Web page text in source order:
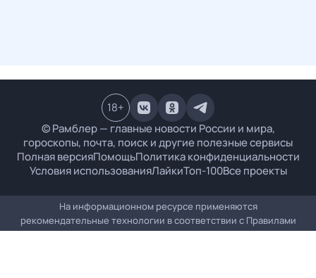
© Рамблер — главные новости России и мира,
гороскопы, почта, поиск и другие полезные сервисы
Полная версияПомощьПолитика конфиденциальности
Условия использованияЛайкиТоп-100Все проекты
18+
На информационном ресурсе применяются
рекомендательные технологии в соответствии с Правилами